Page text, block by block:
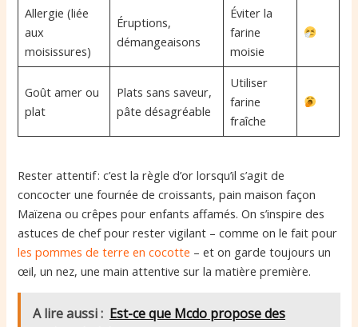
Allergie (liée
aux
moisissures)
Éruptions,
démangeaisons
Éviter la
farine
moisie
Goût amer ou
plat
Plats sans saveur,
pâte désagréable
Utiliser
farine
fraîche
Rester attentif : c’est la règle d’or lorsqu’il s’agit de
concocter une fournée de croissants, pain maison façon
Maïzena ou crêpes pour enfants affamés. On s’inspire des
astuces de chef pour rester vigilant – comme on le fait pour
les pommes de terre en cocotte – et on garde toujours un
œil, un nez, une main attentive sur la matière première.
A lire aussi : Est-ce que Mcdo propose des